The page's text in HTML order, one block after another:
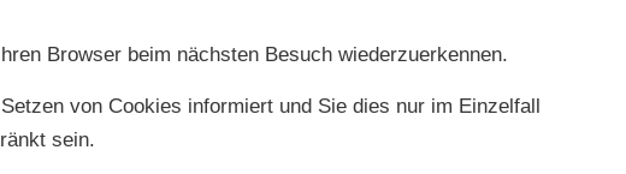
Browser beim nächsten Besuch wiederzuerkennen.
von Cookies informiert und Sie dies nur im Einzelfall
sein.